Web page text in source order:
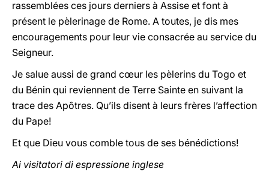
rassemblées ces jours derniers à Assise et font à
présent le pèlerinage de Rome. A toutes, je dis mes
encouragements pour leur vie consacrée au service du
Seigneur.
Je salue aussi de grand cœur les pèlerins du Togo et
du Bénin qui reviennent de Terre Sainte en suivant la
trace des Apôtres. Qu’ils disent à leurs frères l’affection
du Pape!
Et que Dieu vous comble tous de ses bénédictions!
Ai visitatori di espressione inglese